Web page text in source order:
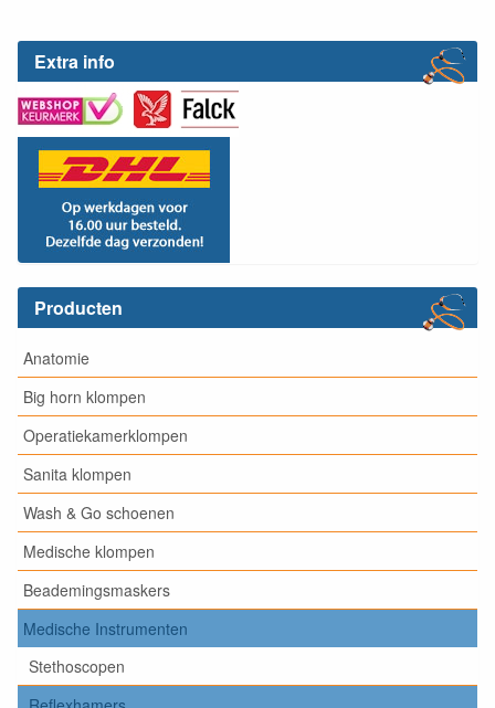
Extra info
Producten
Anatomie
Big horn klompen
Operatiekamerklompen
Sanita klompen
Wash & Go schoenen
Medische klompen
Beademingsmaskers
Medische Instrumenten
Stethoscopen